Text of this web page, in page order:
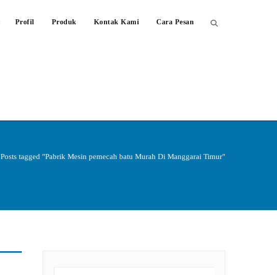
Profil Produk Kontak Kami Cara Pesan
Posts tagged "Pabrik Mesin pemecah batu Murah Di Manggarai Timur"